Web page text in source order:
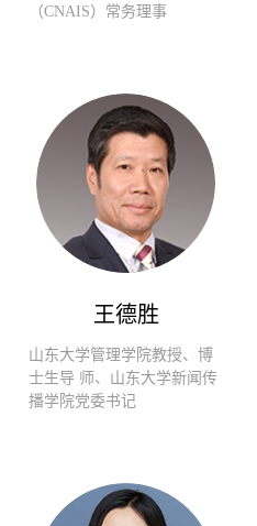
（CNAIS）常务理事
王德胜
山东大学管理学院教授、博
士生导 师、山东大学新闻传
播学院党委书记